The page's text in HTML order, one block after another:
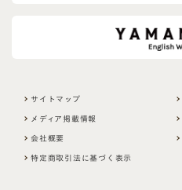
サイトマップ
メディア掲載情報
会社概要
特定商取引法に基づく表示